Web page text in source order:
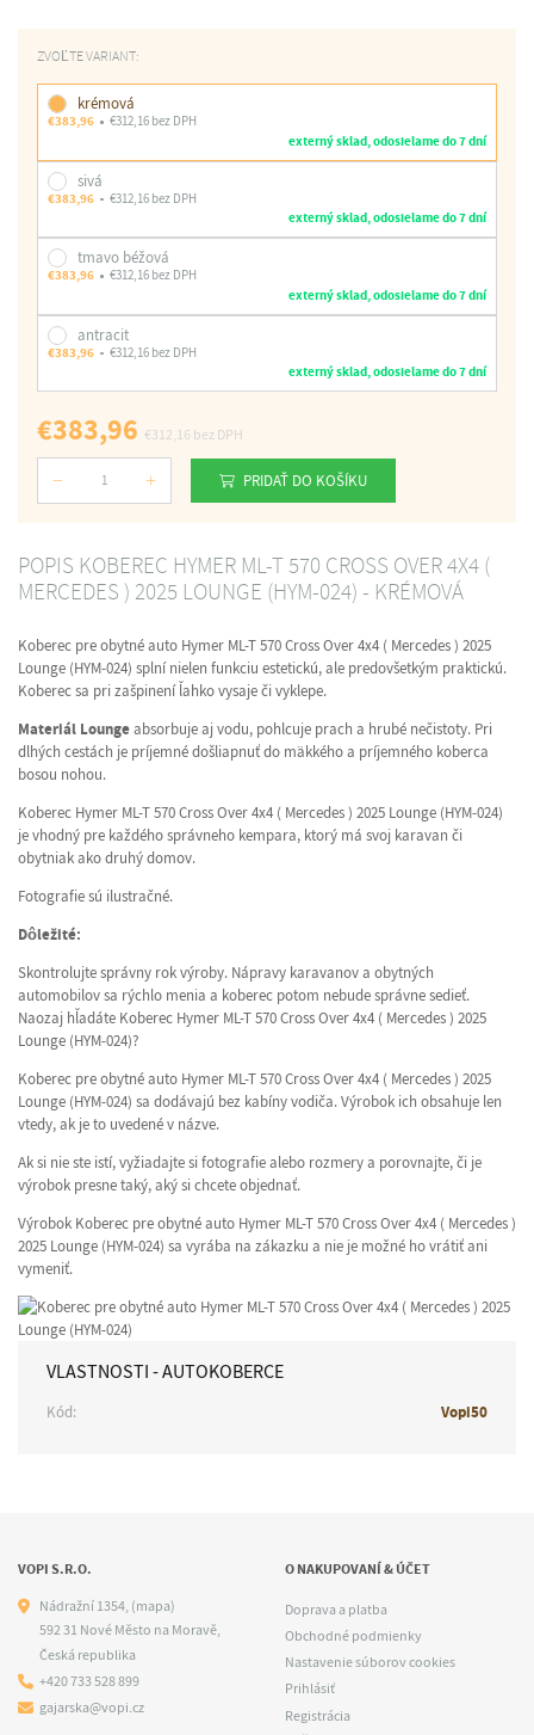
ZVOĽTE VARIANT:
krémová
€383,96
€312,16 bez DPH
externý sklad, odosielame do 7 dní
sivá
€383,96
€312,16 bez DPH
externý sklad, odosielame do 7 dní
tmavo béžová
€383,96
€312,16 bez DPH
externý sklad, odosielame do 7 dní
antracit
€383,96
€312,16 bez DPH
externý sklad, odosielame do 7 dní
€383,96 €312,16 bez DPH
Počet PRIDAŤ DO KOŠÍKU
POPIS KOBEREC HYMER ML-T 570 CROSS OVER 4X4 (
MERCEDES ) 2025 LOUNGE (HYM-024) - KRÉMOVÁ
Koberec pre obytné auto Hymer ML-T 570 Cross Over 4x4 ( Mercedes ) 2025
Lounge (HYM-024) splní nielen funkciu estetickú, ale predovšetkým praktickú.
Koberec sa pri zašpinení ľahko vysaje či vyklepe.
Materiál Loungeabsorbuje aj vodu, pohlcuje prach a hrubé nečistoty. Pri
dlhých cestách je príjemné došliapnuť do mäkkého a príjemného koberca
bosou nohou.
Koberec Hymer ML-T 570 Cross Over 4x4 ( Mercedes ) 2025 Lounge (HYM-024)
je vhodný pre každého správneho kempara, ktorý má svoj karavan či
obytniak ako druhý domov.
Fotografie sú ilustračné.
Dôležité:
Skontrolujte správny rok výroby. Nápravy karavanov a obytných
automobilov sa rýchlo menia a koberec potom nebude správne sedieť.
Naozaj hľadáte Koberec Hymer ML-T 570 Cross Over 4x4 ( Mercedes ) 2025
Lounge (HYM-024)?
Koberec pre obytné auto Hymer ML-T 570 Cross Over 4x4 ( Mercedes ) 2025
Lounge (HYM-024) sa dodávajú bez kabíny vodiča. Výrobok ich obsahuje len
vtedy, ak je to uvedené v názve.
Ak si nie ste istí, vyžiadajte si fotografie alebo rozmery a porovnajte, či je
výrobok presne taký, aký si chcete objednať.
Výrobok Koberec pre obytné auto Hymer ML-T 570 Cross Over 4x4 ( Mercedes )
2025 Lounge (HYM-024) sa vyrába na zákazku a nie je možné ho vrátiť ani
vymeniť.
VLASTNOSTI - AUTOKOBERCE
Kód: Vopi50
VOPI S.R.O.
Nádražní 1354, (mapa)
592 31 Nové Město na Moravě,
Česká republika
+420 733 528 899
gajarska@vopi.cz
O NAKUPOVANÍ & ÚČET
Doprava a platba
Obchodné podmienky
Nastavenie súborov cookies
Prihlásiť
Registrácia